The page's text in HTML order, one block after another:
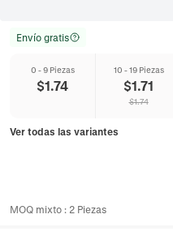
Envío gratis
0 - 9 Piezas
$1.74
10 - 19 Piezas
$1.71
$1.74
Ver todas las variantes
MOQ mixto : 2 Piezas